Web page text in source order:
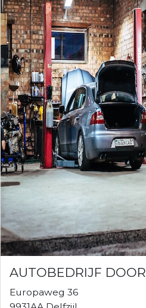
AUTOBEDRIJF
Europaweg 36